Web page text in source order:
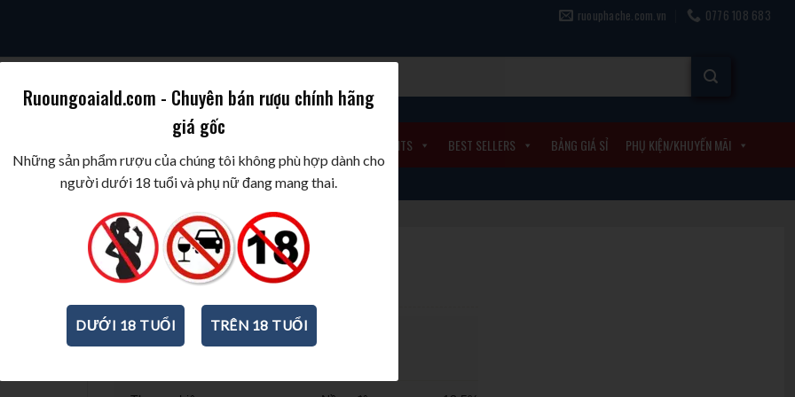
ruouphache.com.vn 0776 108 683
BEST WINES & SPIRITS BEST SELLERS BẢNG GIÁ SỈ PHỤ KIỆN/KHUYẾN MÃI
Rượu vang MORETTI
750ml 13,5%
Ruoungoaiald.com - Chuyên bán rượu chính hãng
giá gốc
Những sản phẩm rượu của chúng tôi không phù hợp dành cho
người dưới 18 tuổi và phụ nữ đang mang thai.
DƯỚI 18 TUỔI TRÊN 18 TUỔI